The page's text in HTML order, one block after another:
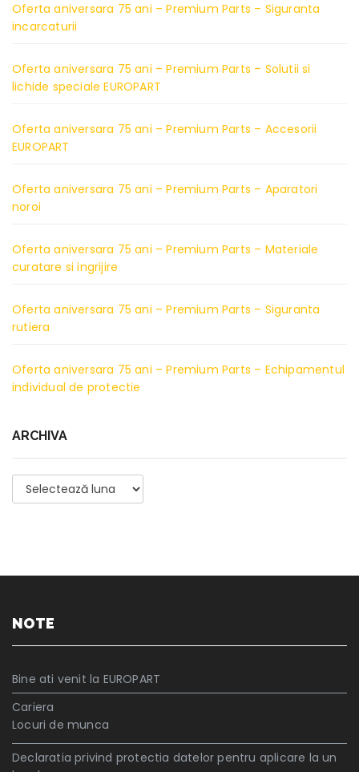
Oferta aniversara 75 ani – Premium Parts – Siguranta
incarcaturii
Oferta aniversara 75 ani – Premium Parts – Solutii si
lichide speciale EUROPART
Oferta aniversara 75 ani – Premium Parts – Accesorii
EUROPART
Oferta aniversara 75 ani – Premium Parts – Aparatori
noroi
Oferta aniversara 75 ani – Premium Parts – Materiale
curatare si ingrijire
Oferta aniversara 75 ani – Premium Parts – Siguranta
rutiera
Oferta aniversara 75 ani – Premium Parts – Echipamentul
individual de protectie
ARCHIVA
Archiva
NOTE
Bine ati venit la EUROPART
Cariera
Locuri de munca
Declaratia privind protectia datelor pentru aplicare la un